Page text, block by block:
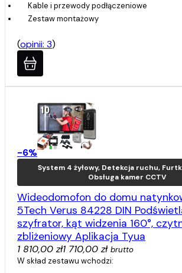
Kable i przewody podłączeniowe
Zestaw montażowy
(opinii: 3)
-6%
System 4 żyłowy, Detekcja ruchu,
Obsługa kamer CCTV
Wideodomofon do domu
5Tech Verus 84228 DIN
szyfrator, kąt widzenia 160°,
zbliżeniowy Aplikacja Tyua
1 810,00 zł1 710,00 zł brutto
W skład zestawu wchodzi: